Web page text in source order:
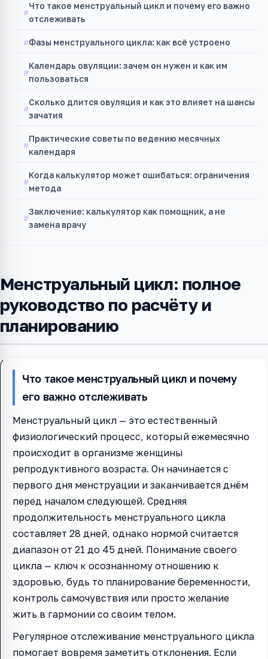
Что такое менструальный цикл и почему его важно
отслеживать
Фазы менструального цикла: как всё устроено
Календарь овуляции: зачем он нужен и как им
пользоваться
Сколько длится овуляция и как это влияет на шансы
зачатия
Практические советы по ведению месячных
календаря
Когда калькулятор может ошибаться: ограничения
метода
Заключение: калькулятор как помощник, а не
замена врачу
Менструальный цикл: полное
руководство по расчёту и
планированию
Что такое менструальный цикл и почему
его важно отслеживать
Менструальный цикл — это естественный
физиологический процесс, который ежемесячно
происходит в организме женщины
репродуктивного возраста. Он начинается с
первого дня менструации и заканчивается днём
перед началом следующей. Средняя
продолжительность менструального цикла
составляет 28 дней, однако нормой считается
диапазон от 21 до 45 дней. Понимание своего
цикла — ключ к осознанному отношению к
здоровью, будь то планирование беременности,
контроль самочувствия или просто желание
жить в гармонии со своим телом.
Регулярное отслеживание менструального цикла
помогает вовремя заметить отклонения. Если